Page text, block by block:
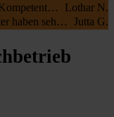
Lothar N.
Ausführung der Dienstleistung Sehr Gut, Kompetente Mitarbeiter, Sehr Freundliches Personal
Jutta G.
Es ging alles reibungslos ab. Die Mitarbeiter haben sehr schnell und sauber gearbeitet.